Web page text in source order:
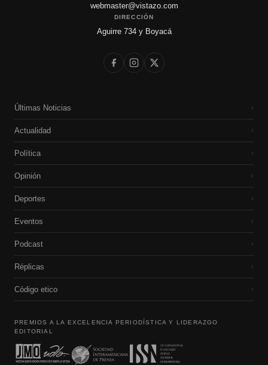
webmaster@vistazo.com
DIRECCIÓN
Aguirre 734 y Boyacá
Últimas Noticias ›
Actualidad ›
Política ›
Opinión ›
Deportes ›
Eventos ›
Podcast ›
Réplicas ›
Código etico ›
PREMIOS A LA EXCELENCIA PERIODÍSTICA Y LIDERAZGO
EDITORIAL